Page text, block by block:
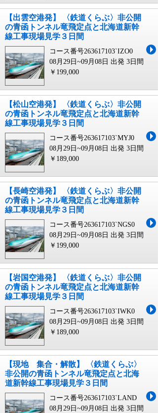
【出雲空港発】 〈鉄道くらぶ〉非公開
の青函トンネル竜飛定点と北海道新幹
線工事現場見学３日間
コース番号263617103`IZO0
08月29日~09月08日 出発 3日間
￥199,000
【松山空港発】 〈鉄道くらぶ〉非公開
の青函トンネル竜飛定点と北海道新幹
線工事現場見学３日間
コース番号263617103`MYJ0
08月29日~09月08日 出発 3日間
￥189,000
【長崎空港発】 〈鉄道くらぶ〉非公開
の青函トンネル竜飛定点と北海道新幹
線工事現場見学３日間
コース番号263617103`NGS0
08月29日~09月08日 出発 3日間
￥199,000
【岩国空港発】 〈鉄道くらぶ〉非公開
の青函トンネル竜飛定点と北海道新幹
線工事現場見学３日間
コース番号263617103`IWK0
08月29日~09月08日 出発 3日間
￥189,000
【現地 集合・解散】 〈鉄道くらぶ〉
非公開の青函トンネル竜飛定点と北海
道新幹線工事現場見学３日間
コース番号263617103`LAND
08月29日~09月08日 出発 3日間